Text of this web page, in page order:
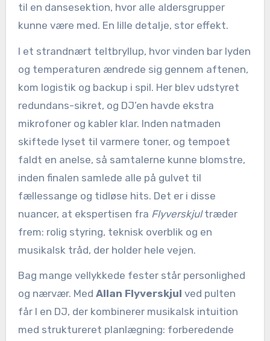
til en dansesektion, hvor alle aldersgrupper
kunne være med. En lille detalje, stor effekt.
I et strandnært teltbryllup, hvor vinden bar lyden
og temperaturen ændrede sig gennem aftenen,
kom logistik og backup i spil. Her blev udstyret
redundans-sikret, og DJ’en havde ekstra
mikrofoner og kabler klar. Inden natmaden
skiftede lyset til varmere toner, og tempoet
faldt en anelse, så samtalerne kunne blomstre,
inden finalen samlede alle på gulvet til
fællessange og tidløse hits. Det er i disse
nuancer, at ekspertisen fra Flyverskjultræder
frem: rolig styring, teknisk overblik og en
musikalsk tråd, der holder hele vejen.
Bag mange vellykkede fester står personlighed
og nærvær. Med Allan Flyverskjul ved pulten
får I en DJ, der kombinerer musikalsk intuition
med struktureret planlægning: forberedende